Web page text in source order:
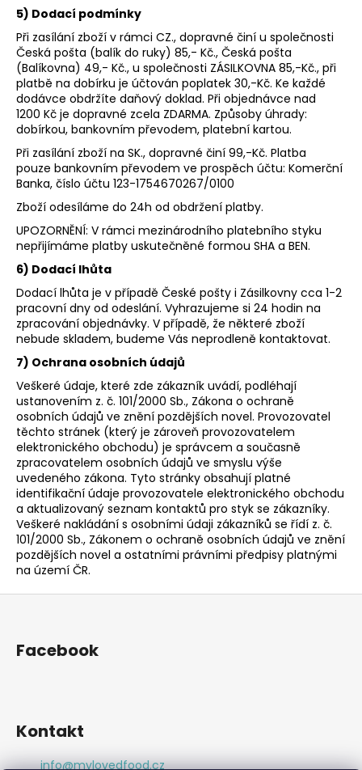
5) Dodací podmínky
Při zasílání zboží v rámci CZ., dopravné činí u společnosti
Česká pošta (balík do ruky) 85,- Kč., Česká pošta
(Balíkovna) 49,- Kč., u společnosti ZÁSILKOVNA 85,-Kč., při
platbě na dobírku je účtován poplatek 30,-Kč. Ke každé
dodávce obdržíte daňový doklad. Při objednávce nad
1200 Kč je dopravné zcela ZDARMA. Způsoby úhrady:
dobírkou, bankovním převodem, platební kartou.
Při zasílání zboží na SK., dopravné činí 99,-Kč. Platba
pouze bankovním převodem ve prospěch účtu: Komerční
Banka, číslo účtu 123-1754670267/0100
Zboží odesíláme do 24h od obdržení platby.
UPOZORNĚNÍ: V rámci mezinárodního platebního styku
nepřijímáme platby uskutečněné formou SHA a BEN.
6) Dodací lhůta
Dodací lhůta je v případě České pošty i Zásilkovny cca 1-2
pracovní dny od odeslání. Vyhrazujeme si 24 hodin na
zpracování objednávky. V případě, že některé zboží
nebude skladem, budeme Vás neprodleně kontaktovat.
7) Ochrana osobních údajů
Veškeré údaje, které zde zákazník uvádí, podléhají
ustanovením z. č. 101/2000 Sb., Zákona o ochraně
osobních údajů ve znění pozdějších novel. Provozovatel
těchto stránek (který je zároveň provozovatelem
elektronického obchodu) je správcem a současně
zpracovatelem osobních údajů ve smyslu výše
uvedeného zákona. Tyto stránky obsahují platné
identifikační údaje provozovatele elektronického obchodu
a aktualizovaný seznam kontaktů pro styk se zákazníky.
Veškeré nakládání s osobními údaji zákazníků se řídí z. č.
101/2000 Sb., Zákonem o ochraně osobních údajů ve znění
pozdějších novel a ostatními právními předpisy platnými
na území ČR.
Facebook
Kontakt
info@mylovedfood.cz